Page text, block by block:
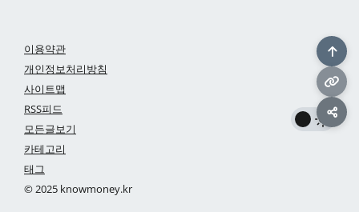
이용약관
개인정보처리방침
사이트맵
RSS피드
모든글보기
카테고리
태그
© 2025 knowmoney.kr